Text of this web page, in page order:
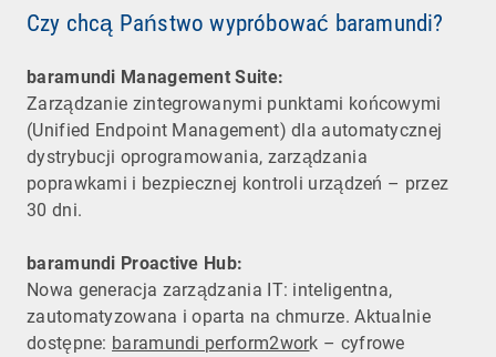
Czy chcą Państwo wypróbować baramundi?
baramundi Management Suite:
Zarządzanie zintegrowanymi punktami końcowymi
(Unified Endpoint Management) dla automatycznej
dystrybucji oprogramowania, zarządzania
poprawkami i bezpiecznej kontroli urządzeń – przez
30 dni.
baramundi Proactive Hub:
Nowa generacja zarządzania IT: inteligentna,
zautomatyzowana i oparta na chmurze. Aktualnie
dostępne: baramundi perform2work – cyfrowe